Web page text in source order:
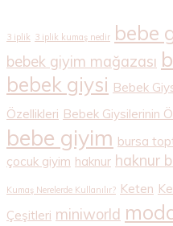
3 iplik 3 iplik kumaş nedir bebe
bebek giyim mağazası
bebek giysi Bebek
Özellikleri Bebek Giysilerinin
bebe giyim bursa
çocuk giyim haknur haknur
Kumaş Nerelerde Kullanılır? Keten
Çeşitleri miniworld